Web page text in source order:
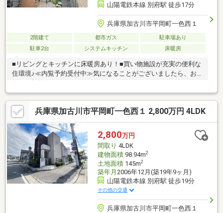
山陽電鉄本線 別府駅 徒歩17分
兵庫県加古川市平岡町一色西１
2階建て 都市ガス
駐車場あり
駐車2台
システムキッチン 床暖房
■リビングとキッチンに床暖房あり！■買い物施設が充実の便利な
住環境♪≪内覧予約受付中≫気になることがございましたら、お気
兵庫県加古川市平岡町一色西１ 2,800万円 4LDK
2,800万円
間取り 4LDK
建物面積98.94m2
土地面積145m2
築年月 2006年12月(築19年9ヶ月)
山陽電鉄本線 別府駅 徒歩19分
その他の交通
兵庫県加古川市平岡町一色西１